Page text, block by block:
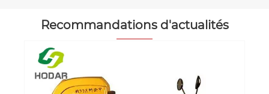
Recommandations d'actualités
Le scooter de livraison électrique
devient-il un choix populaire pour les